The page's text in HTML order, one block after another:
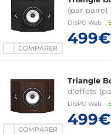
COMPARER
(par paire)
DISPO Web :
499€
COMPARER
Triangle
d'effets
DISPO Web :
499€